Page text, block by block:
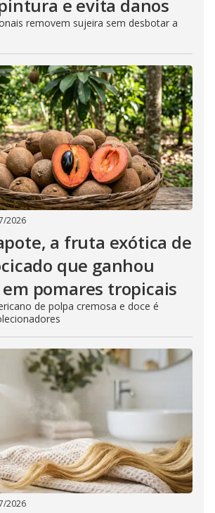
e evita danos
removem sujeira sem desbotar a
2026
a fruta exótica de
que ganhou
pomares tropicais
de polpa cremosa e doce é
2026